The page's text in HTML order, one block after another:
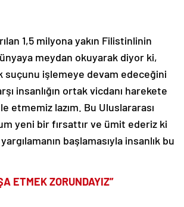
1,5 milyona yakın Filistinlinin
meydan okuyarak diyor ki,
suçunu işlemeye devam edeceğini
insanlığın ortak vicdanı harekete
etmemiz lazım. Bu Uluslararası
yeni bir fırsattır ve ümit ederiz ki
başlamasıyla insanlık bu
ETMEK ZORUNDAYIZ”